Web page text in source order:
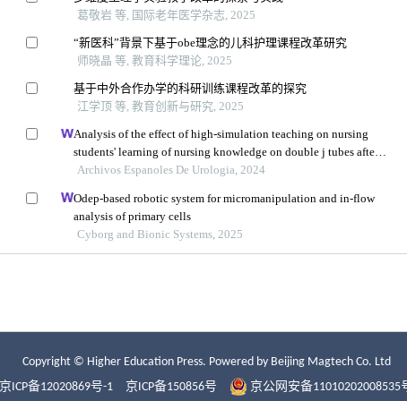
Copyright © Higher Education Press. Powered by Beijing Magtech Co. Ltd
京ICP备12020869号-1
京ICP备150856号 京公网安备11010202008535